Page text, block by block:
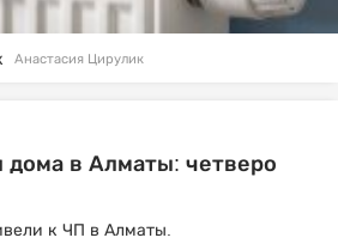
Анастасия Цирулик
дома в Алматы: четверо
к ЧП в Алматы.